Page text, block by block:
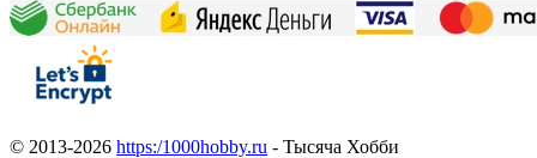
© 2013-2026 https:/1000hobby.ru - Тысяча Хобби